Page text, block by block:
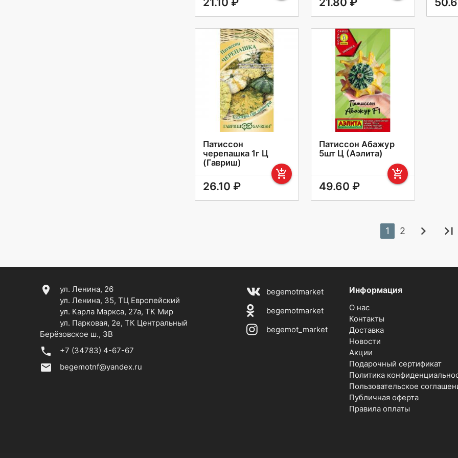
Патиссон
черепашка 1г Ц
(Гавриш)
add_shopping_cart
26.10 ₽
Патиссон Абажур
5шт Ц (Аэлита)
add_shopping_cart
49.60 ₽
1 2 chevron_right last_page
location_on
ул. Ленина, 26
ул. Ленина, 35, ТЦ Европейский
ул. Карла Маркса, 27а, ТК Мир
ул. Парковая, 2е, ТК Центральный
Берёзовское ш., 3В
phone +7 (34783) 4-67-67
email begemotnf@yandex.ru
begemotmarket
begemotmarket
begemot_market
Информация
О нас
Контакты
Доставка
Новости
Акции
Подарочный сертификат
Политика
Пользовательское
Публичная оферта
Правила оплаты